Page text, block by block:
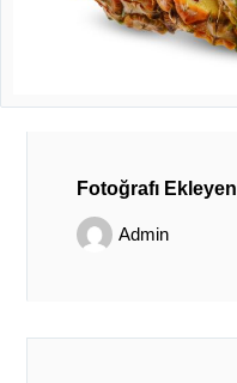
Fotoğrafı Ekleyen
Admin